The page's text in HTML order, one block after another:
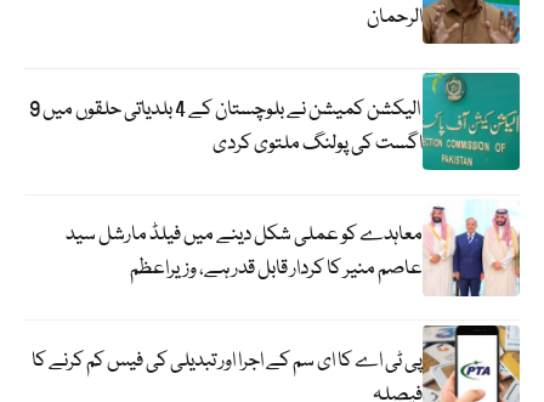
الرحمان
الیکشن کمیشن نے بلوچستان کے 4 بلدیاتی حلقوں میں 9
اگست کی پولنگ ملتوی کردی
معاہدے کو عملی شکل دینے میں فیلڈ مارشل سید
عاصم منیر کا کردار قابل قدر ہے، وزیراعظم
پی ٹی اے کا ای سم کے اجرا اور تبدیلی کی فیس کم کرنے کا
فیصلہ